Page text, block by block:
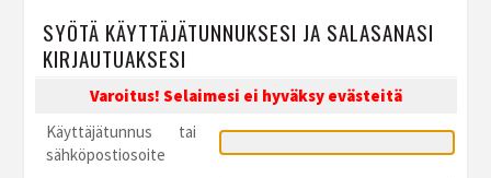
SYÖTÄ KÄYTTÄJÄTUNNUKSESI JA SALASANASI
KIRJAUTUAKSESI
Varoitus! Selaimesi ei hyväksy evästeitä
Käyttäjätunnus tai
sähköpostiosoite